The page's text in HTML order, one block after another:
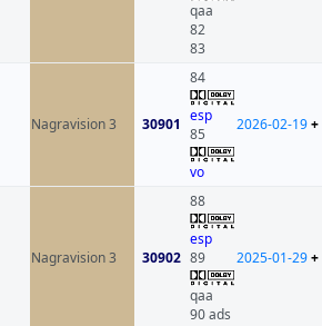
qaa
82
83
Nagravision 3 30901
84
esp
85
vo
2026-02-19+
Nagravision 3 30902
88
esp
89
qaa
90 ads
2025-01-29+